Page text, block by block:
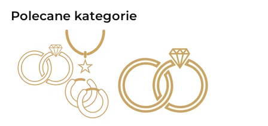
Polecane kategorie